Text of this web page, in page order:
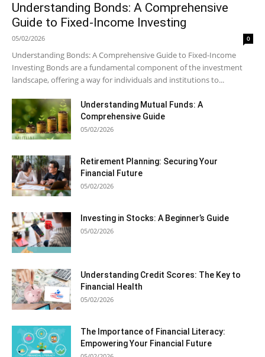
Understanding Bonds: A Comprehensive
Guide to Fixed-Income Investing
05/02/2026 0
Understanding Bonds: A Comprehensive Guide to Fixed-Income
Investing Bonds are a fundamental component of the investment
landscape, offering a way for individuals and institutions to...
Understanding Mutual Funds: A
Comprehensive Guide
05/02/2026
Retirement Planning: Securing Your
Financial Future
05/02/2026
Investing in Stocks: A Beginner’s Guide
05/02/2026
Understanding Credit Scores: The Key to
Financial Health
05/02/2026
The Importance of Financial Literacy:
Empowering Your Financial Future